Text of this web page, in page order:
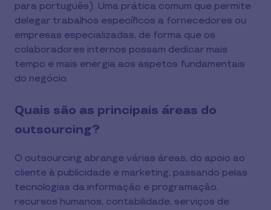
para português). Uma prática comum que permite
delegar trabalhos específicos a fornecedores ou
empresas especializadas, de forma que os
colaboradores internos possam dedicar mais
tempo e mais energia aos aspetos fundamentais
do negócio.
Quais são as principais áreas do
outsourcing?
O outsourcing abrange várias áreas, do apoio ao
cliente à publicidade e marketing, passando pelas
tecnologias da informação e programação,
recursos humanos, contabilidade, serviços de